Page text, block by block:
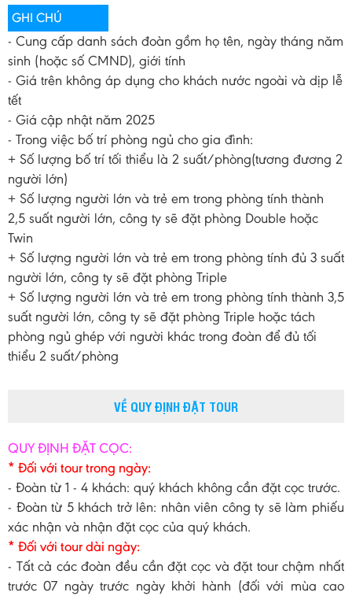
GHI CHÚ
- Cung cấp danh sách đoàn gồm họ tên, ngày tháng năm
sinh (hoặc số CMND), giới tính
- Giá trên không áp dụng cho khách nước ngoài và dịp lễ
tết
- Giá cập nhật năm 2025
- Trong việc bố trí phòng ngủ cho gia đình:
+ Số lượng bố trí tối thiểu là 2 suất/phòng(tương đương 2
người lớn)
+ Số lượng người lớn và trẻ em trong phòng tính thành
2,5 suất người lớn, công ty sẽ đặt phòng Double hoặc
Twin
+ Số lượng người lớn và trẻ em trong phòng tính đủ 3 suất
người lớn, công ty sẽ đặt phòng Triple
+ Số lượng người lớn và trẻ em trong phòng tính thành 3,5
suất người lớn, công ty sẽ đặt phòng Triple hoặc tách
phòng ngủ ghép với người khác trong đoàn để đủ tối
thiểu 2 suất/phòng
VỀ QUY ĐỊNH ĐẶT TOUR
QUY ĐỊNH ĐẶT CỌC:
* Đối với tour trong ngày:
- Đoàn từ 1 - 4 khách: quý khách không cần đặt cọc trước.
- Đoàn từ 5 khách trở lên: nhân viên công ty sẽ làm phiếu
xác nhận và nhận đặt cọc của quý khách.
* Đối với tour dài ngày:
- Tất cả các đoàn đều cần đặt cọc và đặt tour chậm nhất
trước 07 ngày trước ngày khởi hành (đối với mùa cao